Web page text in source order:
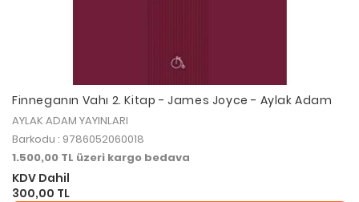
Finneganın Vahı 2. Kitap - James Joyce - Aylak Adam
AYLAK ADAM YAYINLARI
Barkodu : 9786052060018
1.500,00 TL üzeri kargo bedava
KDV Dahil
300,00 TL